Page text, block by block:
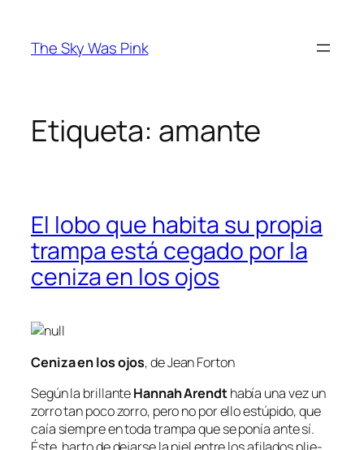
contenido
The Sky Was Pink
Etiqueta: amante
El lobo que habita su propia
trampa está cegado por la
ceniza en los ojos
Ceniza en los ojos, de Jean Forton
Según la bri­llan­teHannah Arendtha­bía una vez un
zo­rro tan po­co zo­rro, pe­ro no por ello es­tú­pi­do, que
caía siem­pre en to­da tram­pa que se po­nía an­te sí.